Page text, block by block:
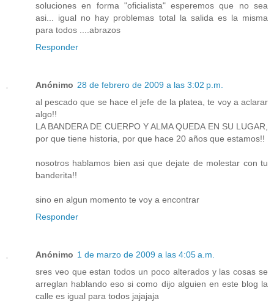
soluciones en forma "oficialista" esperemos que no sea
asi... igual no hay problemas total la salida es la misma
para todos ....abrazos
Responder
Anónimo 28 de febrero de 2009 a las 3:02 p.m.
al pescado que se hace el jefe de la platea, te voy a aclarar
algo!!
LA BANDERA DE CUERPO Y ALMA QUEDA EN SU LUGAR,
por que tiene historia, por que hace 20 años que estamos!!
nosotros hablamos bien asi que dejate de molestar con tu
banderita!!
sino en algun momento te voy a encontrar
Responder
Anónimo 1 de marzo de 2009 a las 4:05 a.m.
sres veo que estan todos un poco alterados y las cosas se
arreglan hablando eso si como dijo alguien en este blog la
calle es igual para todos jajajaja